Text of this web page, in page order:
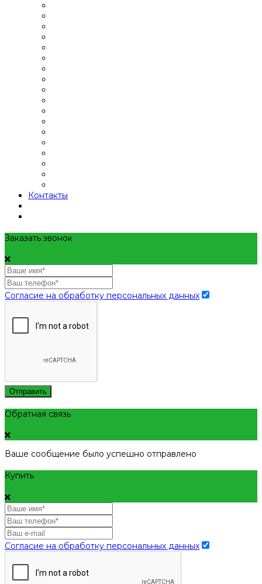
Контакты
Заказать звонок
Согласие на обработку персональных данных
Отправить
Обратная связь
Ваше сообщение было успешно отправлено
Купить
Согласие на обработку персональных данных